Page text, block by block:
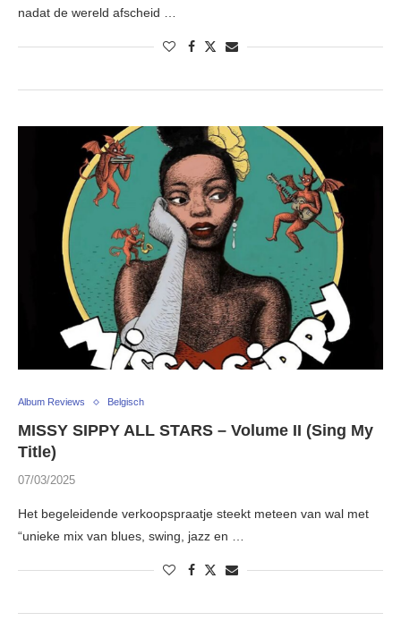
nadat de wereld afscheid …
Album Reviews Belgisch
MISSY SIPPY ALL STARS – Volume II (Sing My
Title)
07/03/2025
Het begeleidende verkoopspraatje steekt meteen van wal met
“unieke mix van blues, swing, jazz en …